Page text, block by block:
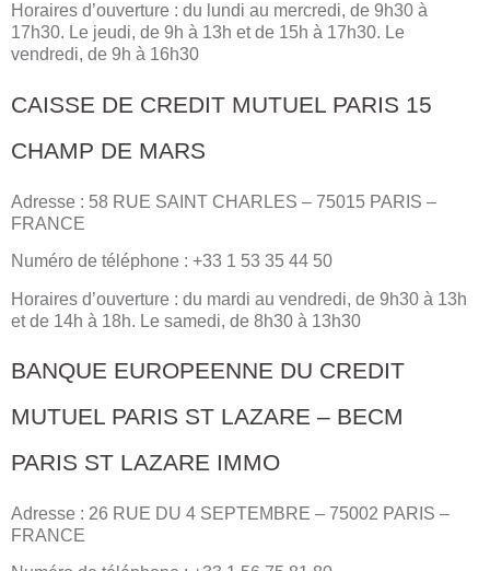
Horaires d’ouverture : du lundi au mercredi, de 9h30 à
17h30. Le jeudi, de 9h à 13h et de 15h à 17h30. Le
vendredi, de 9h à 16h30
CAISSE DE CREDIT MUTUEL PARIS 15
CHAMP DE MARS
Adresse : 58 RUE SAINT CHARLES – 75015 PARIS –
FRANCE
Numéro de téléphone : +33 1 53 35 44 50
Horaires d’ouverture : du mardi au vendredi, de 9h30 à 13h
et de 14h à 18h. Le samedi, de 8h30 à 13h30
BANQUE EUROPEENNE DU CREDIT
MUTUEL PARIS ST LAZARE – BECM
PARIS ST LAZARE IMMO
Adresse : 26 RUE DU 4 SEPTEMBRE – 75002 PARIS –
FRANCE